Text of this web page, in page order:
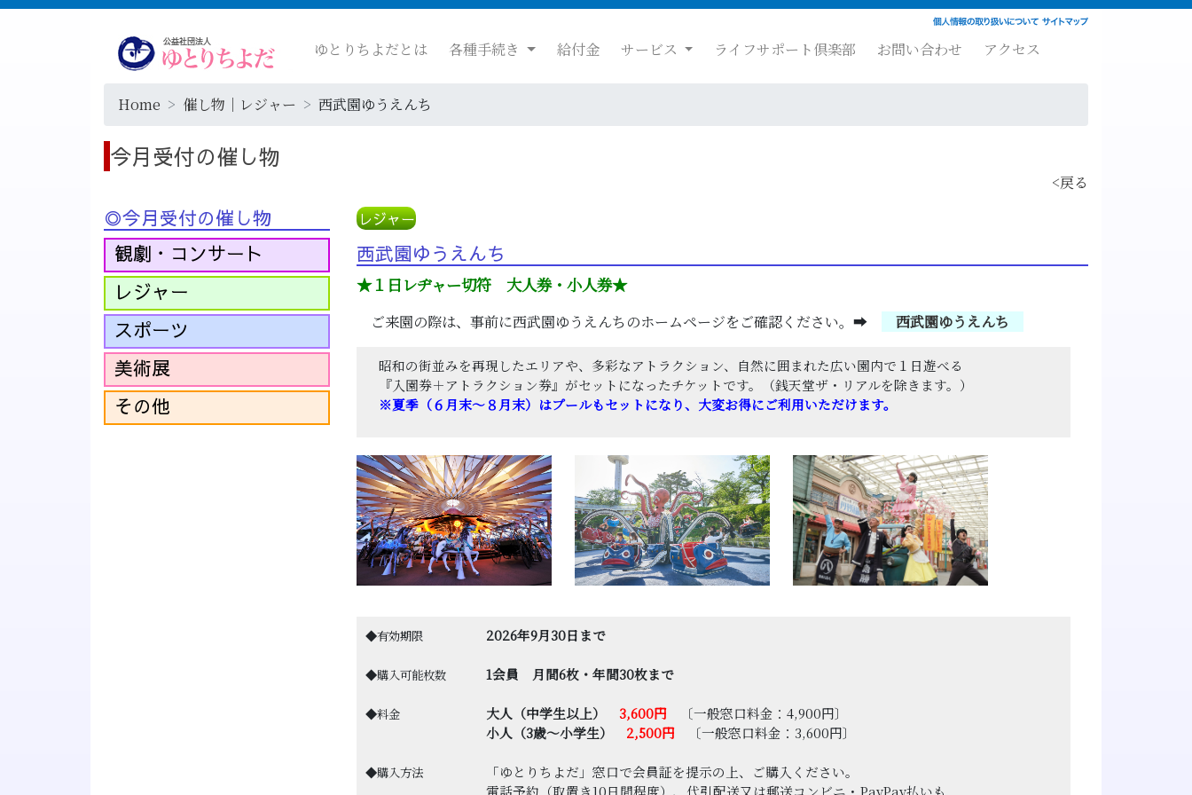
ゆとりちよだとは 各種手続き 給付金 サービス ライフサポート倶楽部 お問い合わせ アクセス
Home 催し物｜レジャー 西武園ゆうえんち
今月受付の催し物
<戻る
◎今月受付の催し物
観劇・コンサート
レジャー
スポーツ
美術展
その他
レジャー
西武園ゆうえんち
★１日レヂャー切符 大人券・小人券★
ご来園の際は、事前に西武園ゆうえんちのホームページをご確認ください。➡ 西武園ゆうえんち
昭和の街並みを再現したエリアや、多彩なアトラクション、自然に囲まれた広い園内で１日遊べる
『入園券＋アトラクション券』がセットになったチケットです。（銭天堂ザ・リアルを除きます。）
※夏季（６月末～８月末）はプールもセットになり、大変お得にご利用いただけます。
◆有効期限 2026年9月30日まで
◆購入可能枚数 1会員 月間6枚・年間30枚まで
◆料金 大人（中学生以上） 3,600円〔一般窓口料金：4,900円〕
小人（3歳～小学生）
2,500円〔一般窓口料金：3,600円〕
◆購入方法
「ゆとりちよだ」窓口で会員証を提示の上、ご購入ください。
電話予約（取置き10日間程度）、代引配送又は郵送コンビニ・PayPay払いも